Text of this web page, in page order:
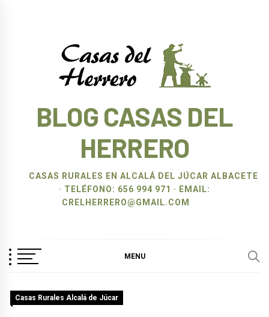
BLOG CASAS DEL
HERRERO
CASAS RURALES EN ALCALÁ DEL JÚCAR ALBACETE
· TELÉFONO: 656 994 971 · EMAIL:
CRELHERRERO@GMAIL.COM
MENU
Casas Rurales Alcalá de Júcar